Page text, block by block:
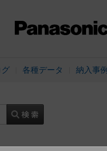
グ 各種データ 納入事例